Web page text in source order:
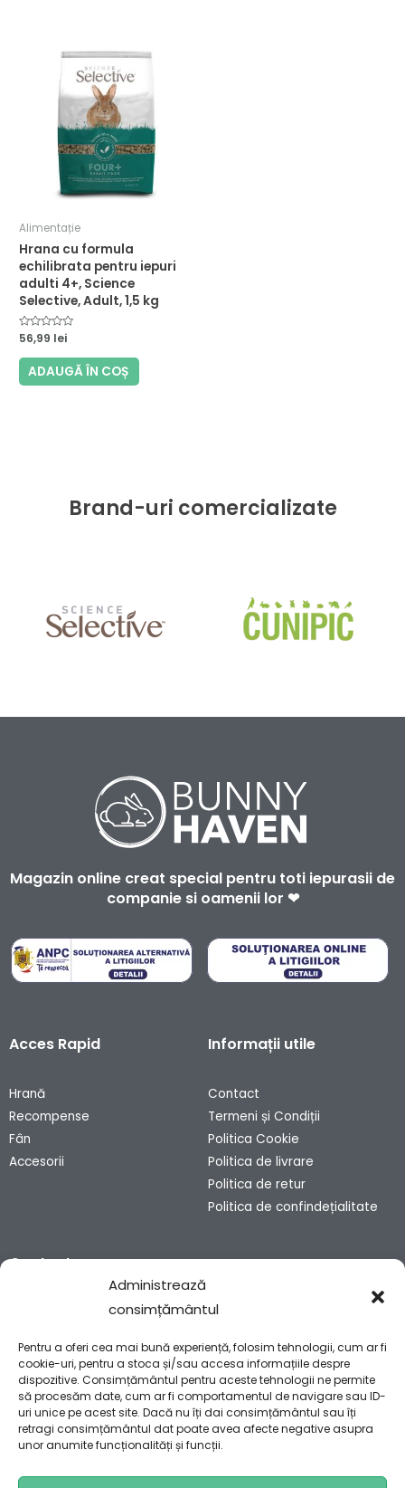
Administrează
consimțământul
Pentru a oferi cea mai bună experiență, folosim tehnologii, cum ar fi
cookie-uri, pentru a stoca și/sau accesa informațiile despre
dispozitive. Consimțământul pentru aceste tehnologii ne permite
să procesăm date, cum ar fi comportamentul de navigare sau ID-
uri unice pe acest site. Dacă nu îți dai consimțământul sau îți
retragi consimțământul dat poate avea afecte negative asupra
unor anumite funcționalități și funcții.
Alimentație
Hrana cu formula
echilibrata pentru iepuri
adulti 4+, Science
Selective, Adult, 1,5 kg
Evaluat
0
din
56,99 lei
ADAUGĂ ÎN COȘ
Brand-uri comercializate
Magazin online creat special pentru toti iepurasii de
companie si oamenii lor ❤
Acces Rapid
Hrană
Recompense
Fân
Accesorii
Informații utile
Contact
Termeni și Condiții
Politica Cookie
Politica de livrare
Politica de retur
Politica de confindețialitate
Contact
Sibiu, România
0751 028 990